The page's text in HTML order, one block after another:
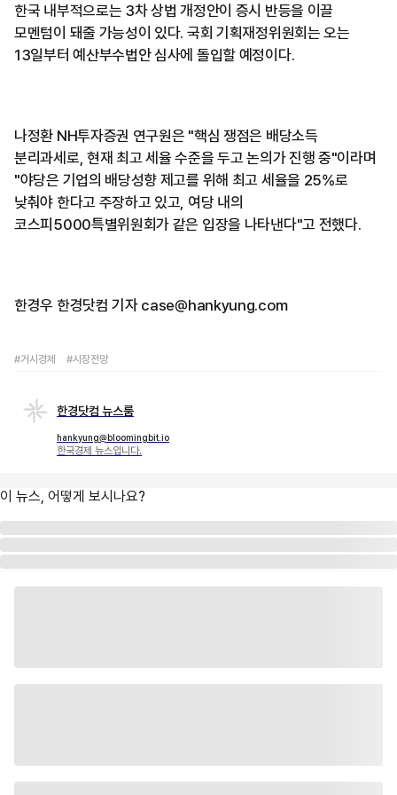
한국 내부적으로는 3차 상법 개정안이 증시 반등을 이끌
모멘텀이 돼줄 가능성이 있다. 국회 기획재정위원회는 오는
13일부터 예산부수법안 심사에 돌입할 예정이다.
나정환 NH투자증권 연구원은 "핵심 쟁점은 배당소득
분리과세로, 현재 최고 세율 수준을 두고 논의가 진행 중"이라며
"야당은 기업의 배당성향 제고를 위해 최고 세율을 25%로
낮춰야 한다고 주장하고 있고, 여당 내의
코스피5000특별위원회가 같은 입장을 나타낸다"고 전했다.
한경우 한경닷컴 기자 case@hankyung.com
#거시경제 #시장전망
한경닷컴 뉴스룸
hankyung@bloomingbit.io
한국경제 뉴스입니다.
이 뉴스, 어떻게 보시나요?